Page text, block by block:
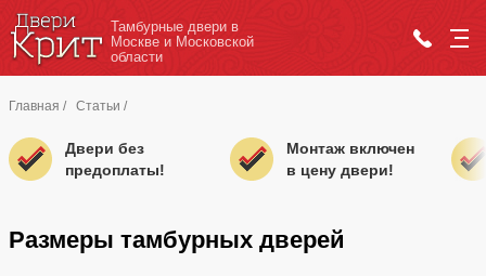
Тамбурные двери в
Москве и Московской
области
Главная / Статьи /
Двери без
предоплаты!
Монтаж включен
в цену двери!
Размеры тамбурных дверей